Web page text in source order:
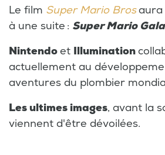
Le film Super Mario Brosaura
à une suite : Super Mario
Nintendoet Illumination
actuellement au
aventures du plombier
Les ultimes images, avant la
viennent d'être dévoilées.